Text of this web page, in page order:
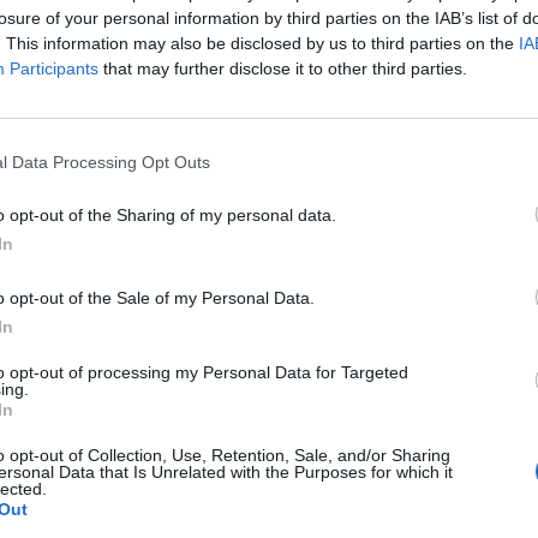
of your personal information by third parties on the IAB’s list of
This information may also be disclosed by us to third parties on the
Participants that may further disclose it to other third parties.
Data Processing Opt Outs
opt-out of the Sharing of my personal data.
opt-out of the Sale of my Personal Data.
opt-out of processing my Personal Data for Targeted
opt-out of Collection, Use, Retention, Sale, and/or Sharing
Data that Is Unrelated with the Purposes for which it
0
oba tituly, říká
redakce - 11. 12. 2024 0
PŘÍBRAMSKO - Před necelými dvěma měsíci dosáhl na
šampionáty